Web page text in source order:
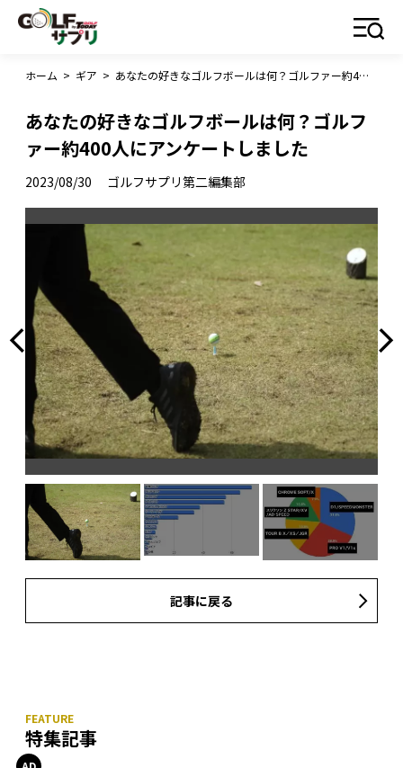
ホーム > ギア > あなたの好きなゴルフボールは何？ゴルファー約400人にアンケートしました
あなたの好きなゴルフボールは何？ゴルフ
ァー約400人にアンケートしました
2023/08/30 ゴルフサプリ第二編集部
記事に戻る
特集記事